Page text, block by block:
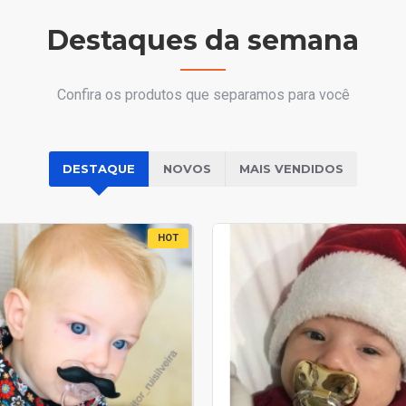
Destaques da semana
Confira os produtos que separamos para você
DESTAQUE NOVOS MAIS VENDIDOS
HOT